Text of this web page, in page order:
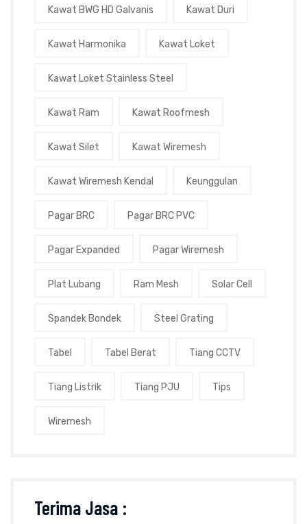
Kawat BWG HD Galvanis Kawat Duri
Kawat Harmonika Kawat Loket
Kawat Loket Stainless Steel
Kawat Ram Kawat Roofmesh
Kawat Silet Kawat Wiremesh
Kawat Wiremesh Kendal Keunggulan
Pagar BRC Pagar BRC PVC
Pagar Expanded Pagar Wiremesh
Plat Lubang Ram Mesh Solar Cell
Spandek Bondek Steel Grating
Tabel Tabel Berat Tiang CCTV
Tiang Listrik Tiang PJU Tips
Wiremesh
Terima Jasa :